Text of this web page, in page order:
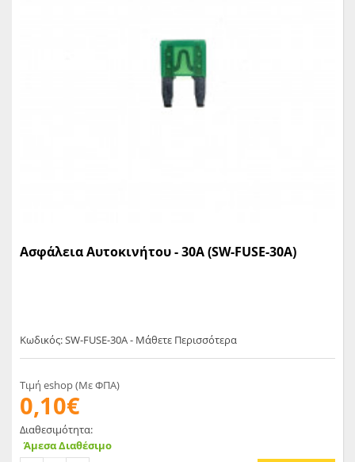
Ασφάλεια Αυτοκινήτου - 30A (SW-FUSE-30A)
Κωδικός: SW-FUSE-30A - Μάθετε Περισσότερα
Τιμή eshop (Με ΦΠΑ)
0,10€
Διαθεσιμότητα:
Άμεσα Διαθέσιμο